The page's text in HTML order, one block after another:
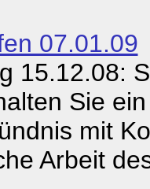
07.01.09
15.12.08:
Sie
mit
Arbeit